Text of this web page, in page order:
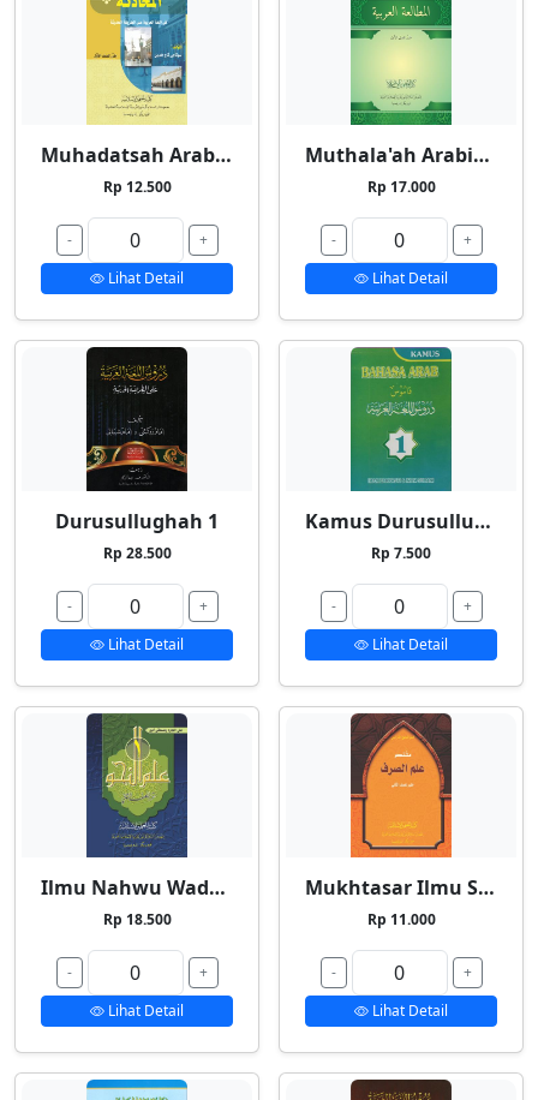
Muhadatsah Arabiyyah
Rp 12.500
-
+
Lihat Detail
Muthala'ah Arabiyyah
Rp 17.000
-
+
Lihat Detail
Durusullughah 1
Rp 28.500
-
+
Lihat Detail
Kamus Durusullughah 1
Rp 7.500
-
+
Lihat Detail
Ilmu Nahwu Wadhih 1
Rp 18.500
-
+
Lihat Detail
Mukhtasar Ilmu Shorf
Rp 11.000
-
+
Lihat Detail